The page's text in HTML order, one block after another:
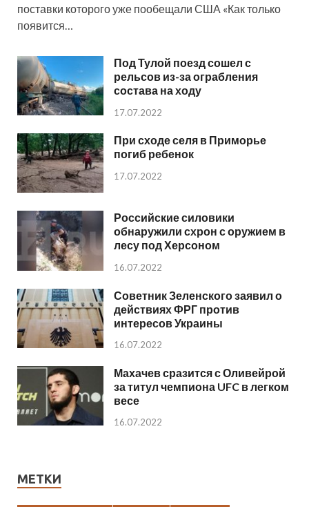
поставки которого уже пообещали США «Как только
появится…
Под Тулой поезд сошел с
рельсов из-за ограбления
состава на ходу
17.07.2022
При сходе селя в Приморье
погиб ребенок
17.07.2022
Российские силовики
обнаружили схрон с оружием в
лесу под Херсоном
16.07.2022
Советник Зеленского заявил о
действиях ФРГ против
интересов Украины
16.07.2022
Махачев сразится с Оливейрой
за титул чемпиона UFC в легком
весе
16.07.2022
МЕТКИ